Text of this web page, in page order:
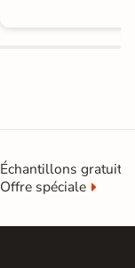
Échantillons gratuit
Offre spéciale